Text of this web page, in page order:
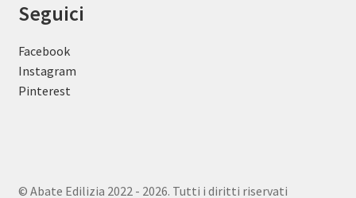
Seguici
Facebook
Instagram
Pinterest
© Abate Edilizia 2022 - 2026. Tutti i diritti riservati